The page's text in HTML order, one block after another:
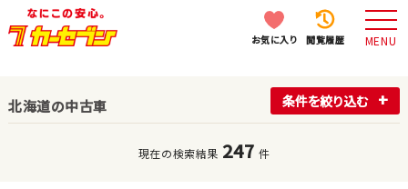
お気に入り 閲覧履歴 MENU
北海道の中古車 条件を絞り込む
現在の検索結果 247 件